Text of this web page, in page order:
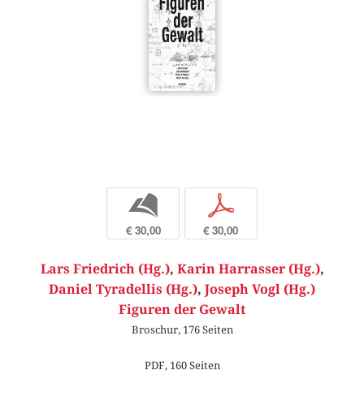
b
€ 30,00
p
€ 30,00
Lars Friedrich (Hg.), Karin Harrasser (Hg.),
Daniel Tyradellis (Hg.), Joseph Vogl (Hg.)
Figuren der Gewalt
Broschur, 176 Seiten
PDF, 160 Seiten